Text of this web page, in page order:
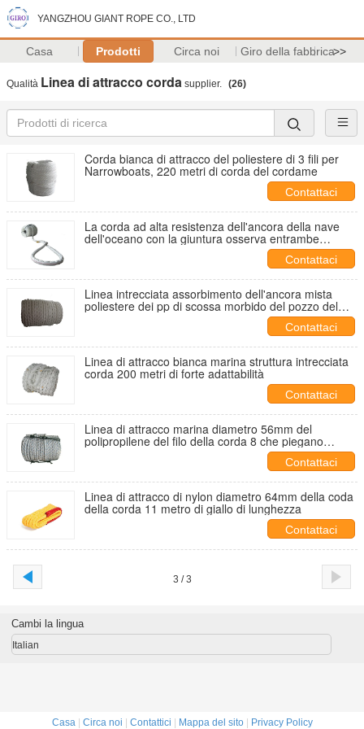
YANGZHOU GIANT ROPE CO., LTD
Casa Prodotti Circa noi Giro della fabbrica>>
Qualità Linea di attracco corda supplier. (26)
Corda bianca di attracco del poliestere di 3 fili per
Narrowboats, 220 metri di corda del cordame
Contattaci
La corda ad alta resistenza dell'ancora della nave
dell'oceano con la giuntura osserva entrambe
Contattaci
Linea intrecciata assorbimento dell'ancora mista
poliestere dei pp di scossa morbido del pozzo del
Contattaci
Linea di attracco bianca marina struttura intrecciata
corda 200 metri di forte adattabilità
Contattaci
Linea di attracco marina diametro 56mm del
polipropilene del filo della corda 8 che piegano
Contattaci
Linea di attracco di nylon diametro 64mm della coda
della corda 11 metro di giallo di lunghezza
Contattaci
3 / 3
Cambi la lingua
Italian
Casa| Circa noi Contattici Mappa del sito| Privacy Policy